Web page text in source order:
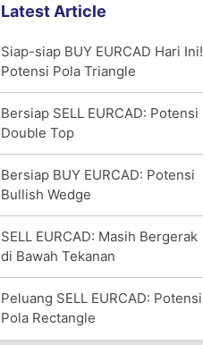
Latest Article
Siap-siap BUY EURCAD Hari Ini!
Potensi Pola Triangle
Bersiap SELL EURCAD: Potensi
Double Top
Bersiap BUY EURCAD: Potensi
Bullish Wedge
SELL EURCAD: Masih Bergerak
di Bawah Tekanan
Peluang SELL EURCAD: Potensi
Pola Rectangle